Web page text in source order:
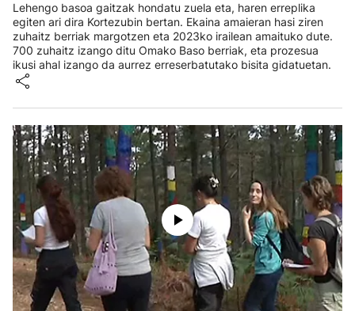
Lehengo basoa gaitzak hondatu zuela eta, haren erreplika
egiten ari dira Kortezubin bertan. Ekaina amaieran hasi ziren
zuhaitz berriak margotzen eta 2023ko irailean amaituko dute.
700 zuhaitz izango ditu Omako Baso berriak, eta prozesua
ikusi ahal izango da aurrez erreserbatutako bisita gidatuetan.